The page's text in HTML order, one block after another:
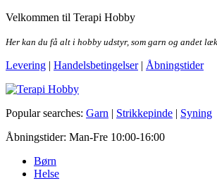
Skip
the
Velkommen til Terapi Hobby
Her kan du få alt i hobby udstyr, som garn og andet
Levering | Handelsbetingelser| Åbningstider
Terapi Hobby
Popular searches: Garn | Strikkepinde | Syning
Åbningstider: Man-Fre 10:00-16:00
Børn
Helse